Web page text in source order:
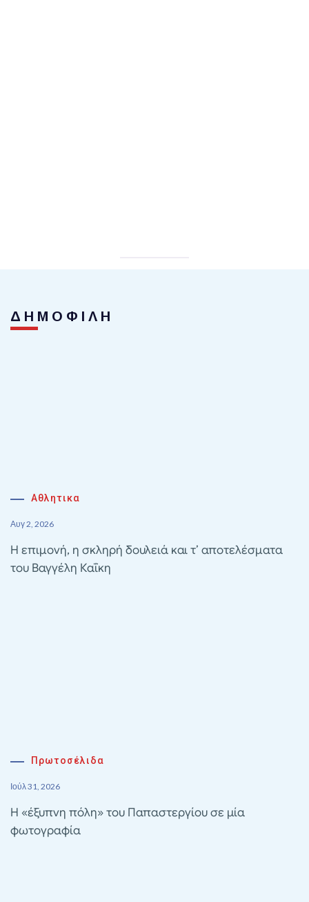
ΔΗΜΟΦΙΛΗ
Αθλητικα
Αυγ 2, 2026
Η επιμονή, η σκληρή δουλειά και τ’ αποτελέσματα
του Βαγγέλη Καΐκη
Πρωτοσέλιδα
Ιούλ 31, 2026
Η «έξυπνη πόλη» του Παπαστεργίου σε μία
φωτογραφία